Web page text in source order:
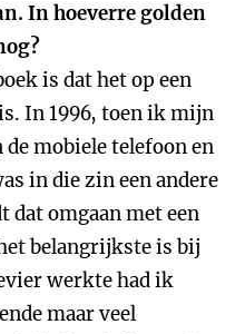
In hoeverre golden
is dat het op een
In 1996, toen ik mijn
mobiele telefoon en
in die zin een andere
dat omgaan met een
belangrijkste is bij
werkte had ik
maar veel